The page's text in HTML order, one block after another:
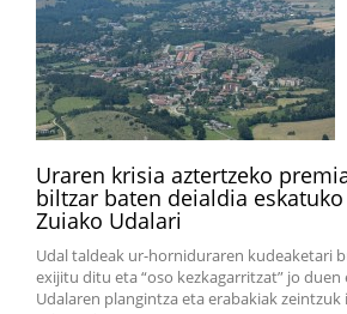
Uraren krisia aztertzeko
biltzar baten deialdia eskatuko
Zuiako Udalari
Udal taldeak ur-horniduraren kudeaketari
exijitu ditu eta “oso kezkagarritzat” jo
Udalaren plangintza eta erabakiak zeintzuk